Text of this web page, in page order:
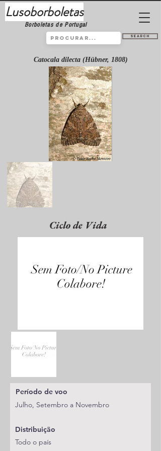
Lusoborboletas
Borboletas de Portugal
Search
Catocala dilecta (Hübner, 1808)
Ciclo de Vida
Período de voo
Julho, Setembro a Novembro
Distribuição
Todo o país